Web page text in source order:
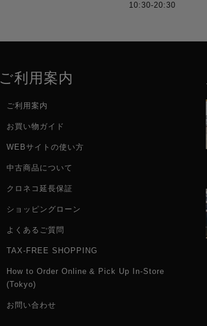
10:30-20:30
ご利用案内
ご利用案内
お買い物ガイド
WEBサイトの使い方
中古商品について
クロネコ延長保証
ショッピングローン
よくあるご質問
TAX-FREE SHOPPING
How to Order Online & Pick Up In-Store
(Tokyo)
お問い合わせ